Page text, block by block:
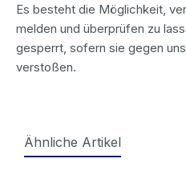
Es besteht die Möglichkeit,
melden und überprüfen zu
gesperrt, sofern sie gegen
verstoßen.
Ähnliche Artikel